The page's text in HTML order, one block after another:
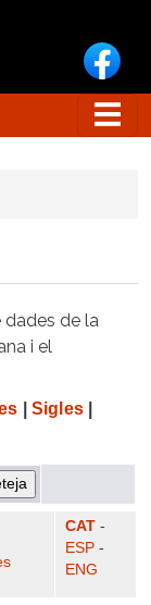
dades de la
i el
Sigles|
CAT -
ESP -
ENG